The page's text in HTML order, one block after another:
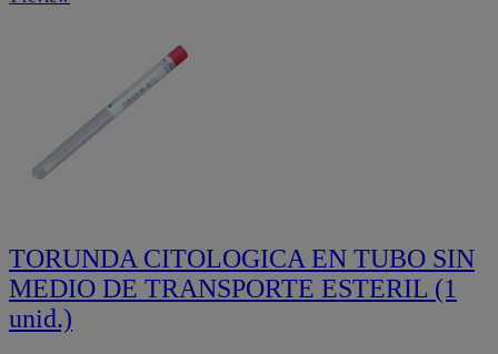
TORUNDA CITOLOGICA EN TUBO SIN
MEDIO DE TRANSPORTE ESTERIL (1
unid.)